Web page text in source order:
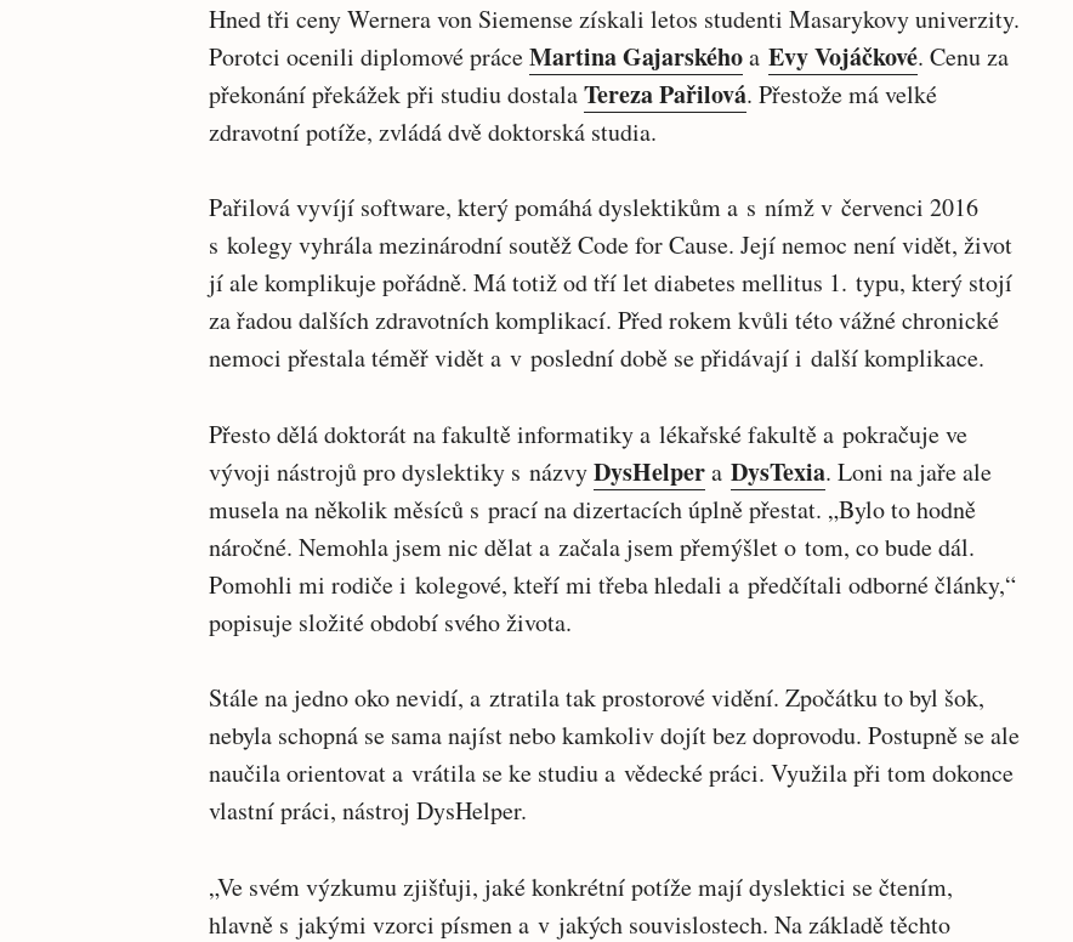
Hned tři ceny Wernera von Siemense získali letos studenti Masarykovy univerzity.
Porotci ocenili diplomové práceMartina Gajarskéhoa Evy Vojáčkové. Cenu za
překonání překážek při studiu dostalaTereza Pařilová. Přestože má velké
zdravotní potíže, zvládá dvě doktorská studia.
Pařilová vyvíjí software, který pomáhá dyslektikům a s nímž v červenci 2016
s kolegy vyhrála mezinárodní soutěž Code for Cause. Její nemoc není vidět, život
jí ale komplikuje pořádně. Má totiž od tří let diabetes mellitus 1. typu, který stojí
za řadou dalších zdravotních komplikací. Před rokem kvůli této vážné chronické
nemoci přestala téměř vidět a v poslední době se přidávají i další komplikace.
Přesto dělá doktorát na fakultě informatiky a lékařské fakultě a pokračuje ve
vývoji nástrojů pro dyslektiky s názvyDysHelpera DysTexia. Loni na jaře ale
musela na několik měsíců s prací na dizertacích úplně přestat. „Bylo to hodně
náročné. Nemohla jsem nic dělat a začala jsem přemýšlet o tom, co bude dál.
Pomohli mi rodiče i kolegové, kteří mi třeba hledali a předčítali odborné články,“
popisuje složité období svého života.
Stále na jedno oko nevidí, a ztratila tak prostorové vidění. Zpočátku to byl šok,
nebyla schopná se sama najíst nebo kamkoliv dojít bez doprovodu. Postupně se ale
naučila orientovat a vrátila se ke studiu a vědecké práci. Využila při tom dokonce
vlastní práci, nástroj DysHelper.
„Ve svém výzkumu zjišťuji, jaké konkrétní potíže mají dyslektici se čtením,
hlavně s jakými vzorci písmen a v jakých souvislostech. Na základě těchto